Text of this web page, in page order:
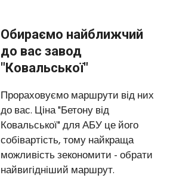
Обираємо найближчий
до вас завод
"Ковальської"
Прораховуємо маршрути від них
до вас. Ціна "Бетону від
Ковальської" для АБУ це його
собівартість, тому найкраща
можливість зекономити - обрати
найвигідніший маршрут.